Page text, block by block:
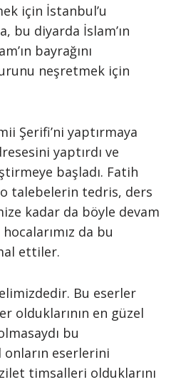
için İstanbul’u
bu diyarda İslam’ın
bayrağını
neşretmek için
Şerifi’ni yaptırmaya
yaptırdı ve
başladı. Fatih
talebelerin tedris, ders
kadar da böyle devam
da bu
ettiler.
Bu eserler
olduklarının en güzel
bu
eserlerini
timsalleri olduklarını